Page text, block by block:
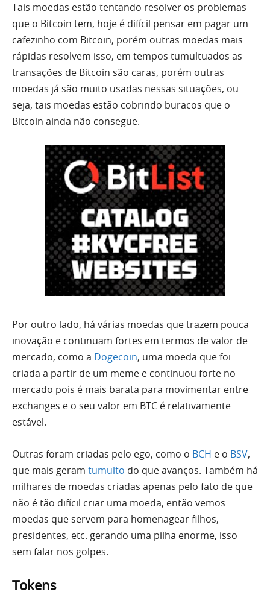
Tais moedas estão tentando resolver os problemas
que o Bitcoin tem, hoje é difícil pensar em pagar um
cafezinho com Bitcoin, porém outras moedas mais
rápidas resolvem isso, em tempos tumultuados as
transações de Bitcoin são caras, porém outras
moedas já são muito usadas nessas situações, ou
seja, tais moedas estão cobrindo buracos que o
Bitcoin ainda não consegue.
Por outro lado, há várias moedas que trazem pouca
inovação e continuam fortes em termos de valor de
mercado, como a Dogecoin, uma moeda que foi
criada a partir de um meme e continuou forte no
mercado pois é mais barata para movimentar entre
exchanges e o seu valor em BTC é relativamente
estável.
Outras foram criadas pelo ego, como o BCH e o BSV,
que mais geram tumulto do que avanços. Também há
milhares de moedas criadas apenas pelo fato de que
não é tão difícil criar uma moeda, então vemos
moedas que servem para homenagear filhos,
presidentes, etc. gerando uma pilha enorme, isso
sem falar nos golpes.
Tokens